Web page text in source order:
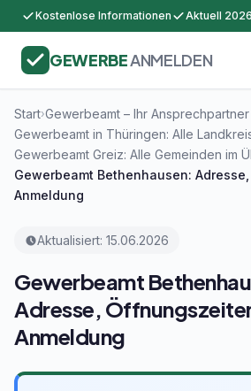
Kostenlose Informationen Aktuell 2026
GEWERBEANMELDEN
Start›Gewerbeamt – Ihr
Gewerbeamt in Thüringen: Alle
Gewerbeamt Greiz: Alle Gemeinden im
Gewerbeamt Bethenhausen:
Anmeldung
Aktualisiert: 15.06.2026
Gewerbeamt
Adresse,
Anmeldung